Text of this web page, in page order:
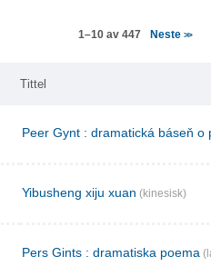
1–10 av 447 Neste >>
Tittel
Peer Gynt : dramatická báseň o
Yibusheng xiju xuan (kinesisk)
Pers Gints : dramatiska poema